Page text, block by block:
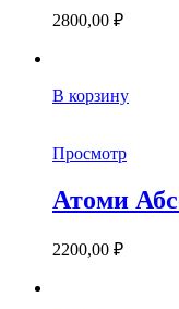
2800,00 ₽
В корзину
Просмотр
Атоми
2200,00 ₽